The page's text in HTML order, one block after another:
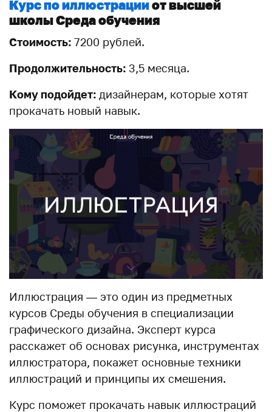
Курс по иллюстрацииот высшей
школы Среда обучения
Стоимость: 7200 рублей.
Продолжительность: 3,5 месяца.
Кому подойдет: дизайнерам, которые хотят
прокачать новый навык.
Иллюстрация — это один из предметных
курсов Среды обучения в специализации
графического дизайна. Эксперт курса
расскажет об основах рисунка, инструментах
иллюстратора, покажет основные техники
иллюстраций и принципы их смешения.
Курс поможет прокачать навык иллюстраций